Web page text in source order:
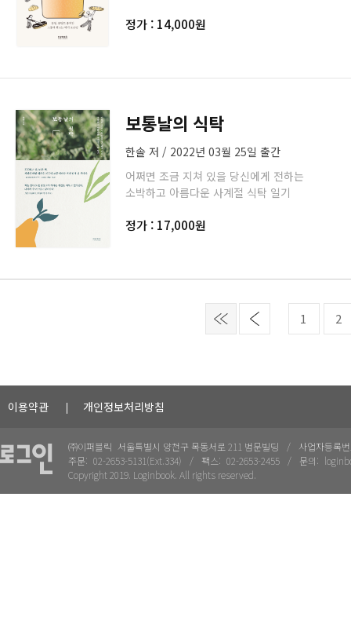
정가 : 14,000원
보통날의 식탁
한솔 저 / 2022년 03월 25일 출간
어쩌면 조금 지쳐 있을 당신에게 전하는
소박하고 아름다운 사계절 식탁 일기
정가 : 17,000원
1 2
이용약관 개인정보처리방침
㈜이퍼블릭 서울특별시 양천구 목동서로 211 범문빌딩
사업자등록
주문: 02-2653-5131(Ext.334) 팩스: 02-2653-2455 문의:
Copyright 2019. Loginbook. All rights reserved.